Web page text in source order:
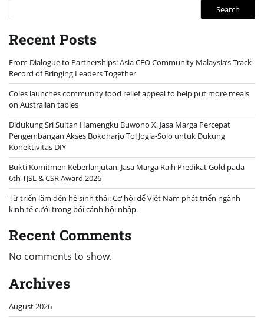
Search
Recent Posts
From Dialogue to Partnerships: Asia CEO Community Malaysia’s Track
Record of Bringing Leaders Together
Coles launches community food relief appeal to help put more meals
on Australian tables
Didukung Sri Sultan Hamengku Buwono X, Jasa Marga Percepat
Pengembangan Akses Bokoharjo Tol Jogja-Solo untuk Dukung
Konektivitas DIY
Bukti Komitmen Keberlanjutan, Jasa Marga Raih Predikat Gold pada
6th TJSL & CSR Award 2026
Từ triển lãm đến hệ sinh thái: Cơ hội để Việt Nam phát triển ngành
kinh tế cưới trong bối cảnh hội nhập.
Recent Comments
No comments to show.
Archives
August 2026